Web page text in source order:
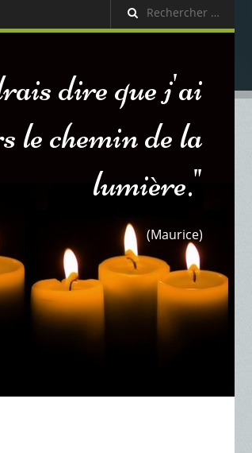
dire que j'ai
le chemin de la
lumière."
(Maurice)